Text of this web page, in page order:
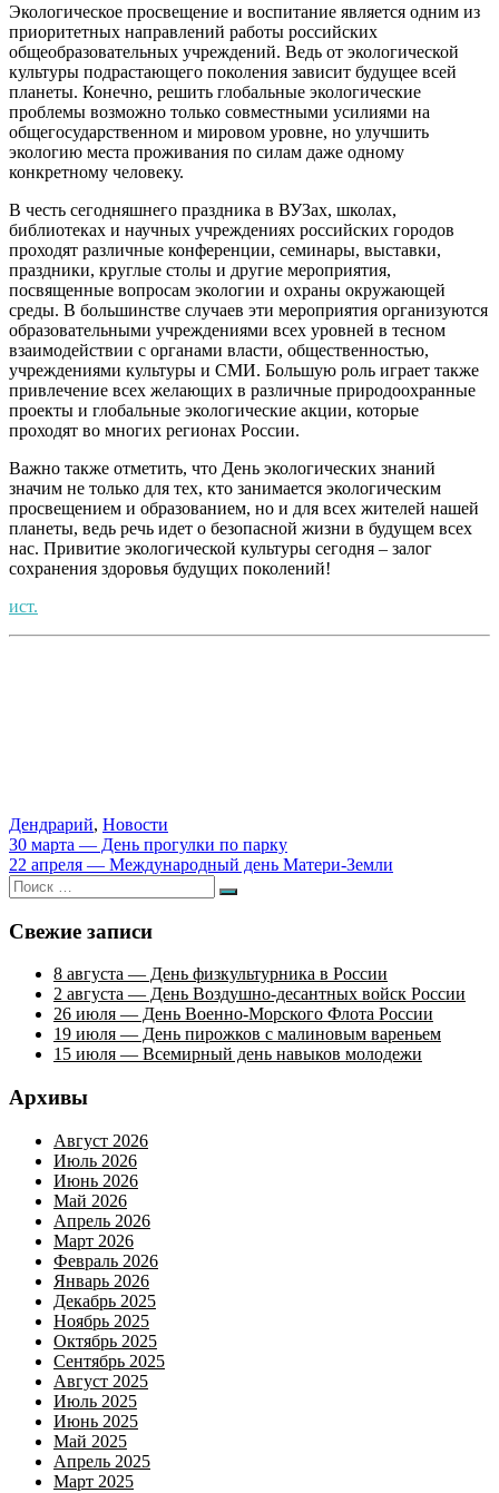
Экологическое просвещение и воспитание является одним из
приоритетных направлений работы российских
общеобразовательных учреждений. Ведь от экологической
культуры подрастающего поколения зависит будущее всей
планеты. Конечно, решить глобальные экологические
проблемы возможно только совместными усилиями на
общегосударственном и мировом уровне, но улучшить
экологию места проживания по силам даже одному
конкретному человеку.
В честь сегодняшнего праздника в ВУЗах, школах,
библиотеках и научных учреждениях российских городов
проходят различные конференции, семинары, выставки,
праздники, круглые столы и другие мероприятия,
посвященные вопросам экологии и охраны окружающей
среды. В большинстве случаев эти мероприятия организуются
образовательными учреждениями всех уровней в тесном
взаимодействии с органами власти, общественностью,
учреждениями культуры и СМИ. Большую роль играет также
привлечение всех желающих в различные природоохранные
проекты и глобальные экологические акции, которые
проходят во многих регионах России.
Важно также отметить, что День экологических знаний
значим не только для тех, кто занимается экологическим
просвещением и образованием, но и для всех жителей нашей
планеты, ведь речь идет о безопасной жизни в будущем всех
нас. Привитие экологической культуры сегодня – залог
сохранения здоровья будущих поколений!
ист.
Дендрарий, Новости
Навигация
по
записям
30 марта — День прогулки по парку
22 апреля — Международный день Матери-Земли
Искать:
Поиск
Свежие записи
8 августа — День физкультурника в России
2 августа — День Воздушно-десантных войск России
26 июля — День Военно-Морского Флота России
19 июля — День пирожков с малиновым вареньем
15 июля — Всемирный день навыков молодежи
Архивы
Август 2026
Июль 2026
Июнь 2026
Май 2026
Апрель 2026
Март 2026
Февраль 2026
Январь 2026
Декабрь 2025
Ноябрь 2025
Октябрь 2025
Сентябрь 2025
Август 2025
Июль 2025
Июнь 2025
Май 2025
Апрель 2025
Март 2025